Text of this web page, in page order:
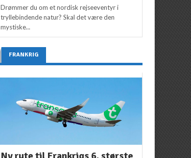
Drømmer du om et nordisk rejseeventyr i
tryllebindende natur? Skal det være den
mystiske...
FRANKRIG